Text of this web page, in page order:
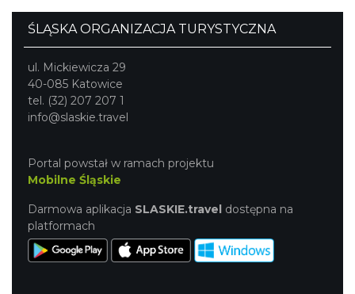
ŚLĄSKA ORGANIZACJA TURYSTYCZNA
ul. Mickiewicza 29
40-085 Katowice
tel. (32) 207 207 1
info@slaskie.travel
Portal powstał w ramach projektu
Mobilne Śląskie
Darmowa aplikacja SLASKIE.travel dostępna na
platformach